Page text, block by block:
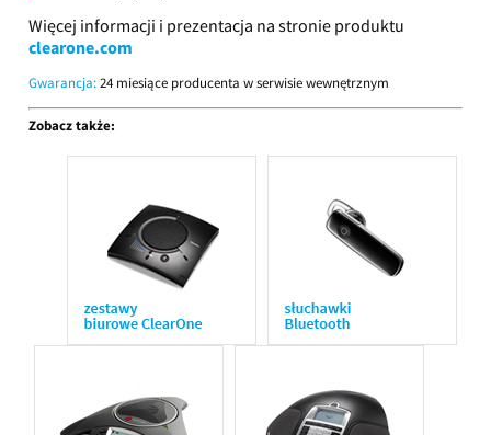
Więcej informacji i prezentacja na stronie produktu
clearone.com
Gwarancja:24 miesiące producenta w serwisie wewnętrznym
Zobacz także: